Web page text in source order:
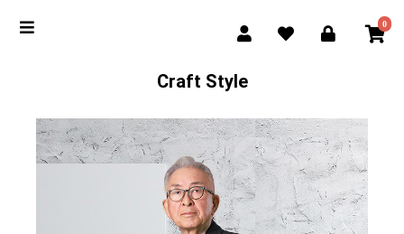
0
Craft Style